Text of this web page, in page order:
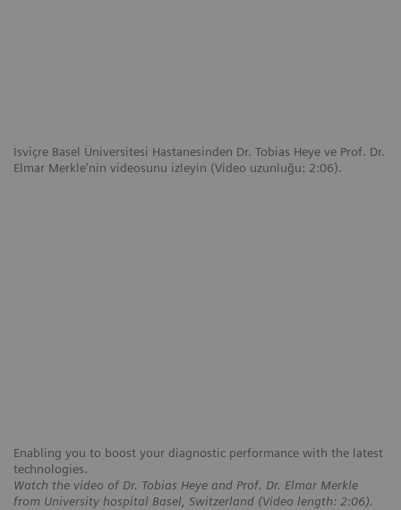
İsviçre Basel Üniversitesi Hastanesinden Dr. Tobias Heye ve Prof. Dr.
Elmar Merkle'nin videosunu izleyin (Video uzunluğu: 2:06).
Enabling you to boost your diagnostic performance with the latest
technologies.
Watch the video of Dr. Tobias Heye and Prof. Dr. Elmar Merkle
from University hospital Basel, Switzerland (Video length: 2:06).